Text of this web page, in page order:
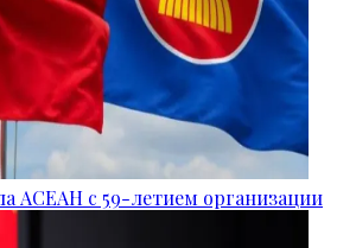
АСЕАН с 59-летием организации